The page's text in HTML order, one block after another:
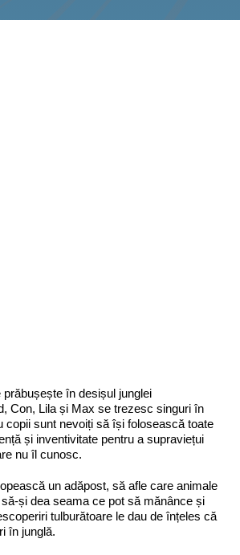
în desișul junglei
Con, Lila și Max se trezesc singuri în
copii sunt nevoiți să își folosească toate
și inventivitate pentru a supraviețui
nu îl cunosc.
un adăpost, să afle care animale
și dea seama ce pot să mănânce și
tulburătoare le dau de înțeles că
în junglă.